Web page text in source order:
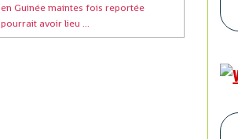
en Guinée maintes fois reportée
pourrait avoir lieu ...